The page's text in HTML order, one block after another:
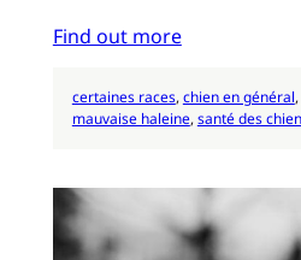
Find out more
certaines races, chien en général,
mauvaise haleine, santé des